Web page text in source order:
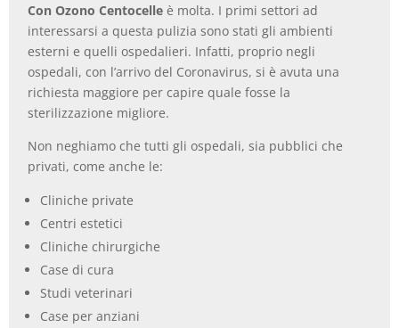
Con Ozono Centocelle è molta. I primi settori ad
interessarsi a questa pulizia sono stati gli ambienti
esterni e quelli ospedalieri. Infatti, proprio negli
ospedali, con l’arrivo del Coronavirus, si è avuta una
richiesta maggiore per capire quale fosse la
sterilizzazione migliore.
Non neghiamo che tutti gli ospedali, sia pubblici che
privati, come anche le:
Cliniche private
Centri estetici
Cliniche chirurgiche
Case di cura
Studi veterinari
Case per anziani